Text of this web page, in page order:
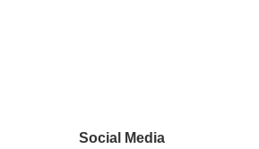
Social Media